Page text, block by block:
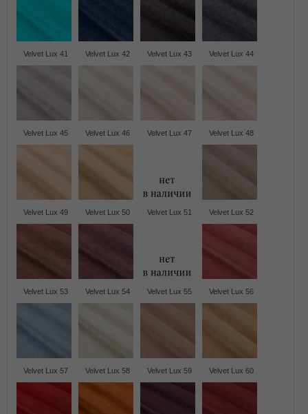
Velvet Lux 41 Velvet Lux 42 Velvet Lux 43 Velvet Lux 44
Velvet Lux 45 Velvet Lux 46 Velvet Lux 47 Velvet Lux 48
Velvet Lux 49 Velvet Lux 50 Velvet Lux 51 Velvet Lux 52
Velvet Lux 53 Velvet Lux 54 Velvet Lux 55 Velvet Lux 56
Velvet Lux 57 Velvet Lux 58 Velvet Lux 59 Velvet Lux 60